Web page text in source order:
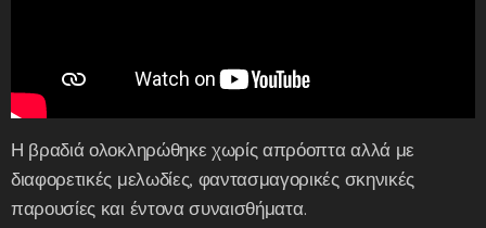
Η βραδιά ολοκληρώθηκε χωρίς απρόοπτα αλλά με
διαφορετικές μελωδίες, φαντασμαγορικές σκηνικές
παρουσίες και έντονα συναισθήματα.